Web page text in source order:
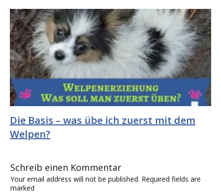
Die Basis – was übe ich zuerst mit dem
Welpen?
Schreib einen Kommentar
Your email address will not be published. Required fields are
marked